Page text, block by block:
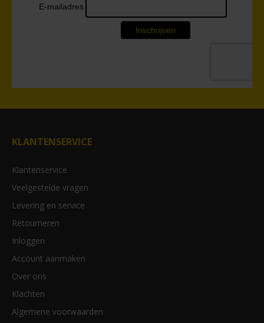
KLANTENSERVICE
Klantenservice
Veelgestelde vragen
Levering en service
Retourneren
Inloggen
Account aanmaken
Over ons
Klachten
Algemene voorwaarden